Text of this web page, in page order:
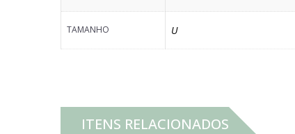
TAMANHO U
ITENS RELACIONADOS